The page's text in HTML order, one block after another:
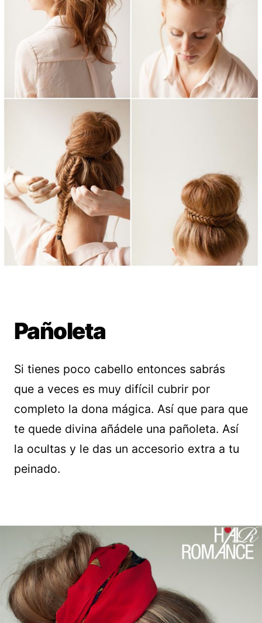
Pañoleta
Si tienes poco cabello entonces sabrás
que a veces es muy difícil cubrir por
completo la dona mágica. Así que para que
te quede divina añádele una pañoleta. Así
la ocultas y le das un accesorio extra a tu
peinado.